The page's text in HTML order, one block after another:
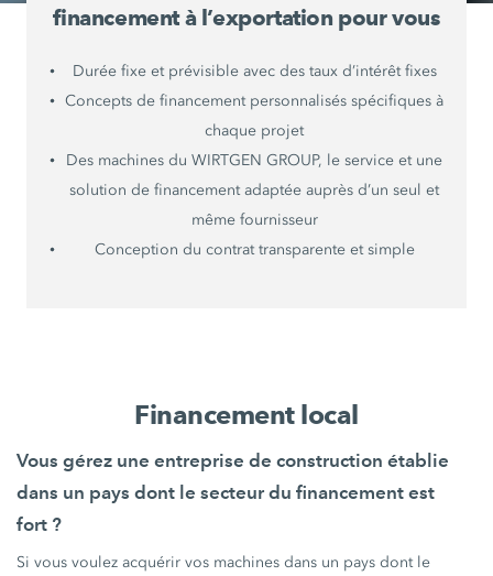
financement à l’exportation pour vous
Durée fixe et prévisible avec des taux d’intérêt fixes
Concepts de financement personnalisés spécifiques à
chaque projet
Des machines du WIRTGEN GROUP, le service et une
solution de financement adaptée auprès d’un seul et
même fournisseur
Conception du contrat transparente et simple
Financement local
Vous gérez une entreprise de construction établie
dans un pays dont le secteur du financement est
fort ?
Si vous voulez acquérir vos machines dans un pays dont le